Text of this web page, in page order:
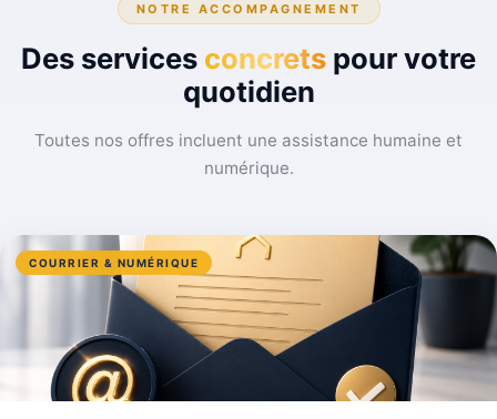
NOTRE ACCOMPAGNEMENT
Des services concrets pour votre
quotidien
Toutes nos offres incluent une assistance humaine et
numérique.
COURRIER & NUMÉRIQUE